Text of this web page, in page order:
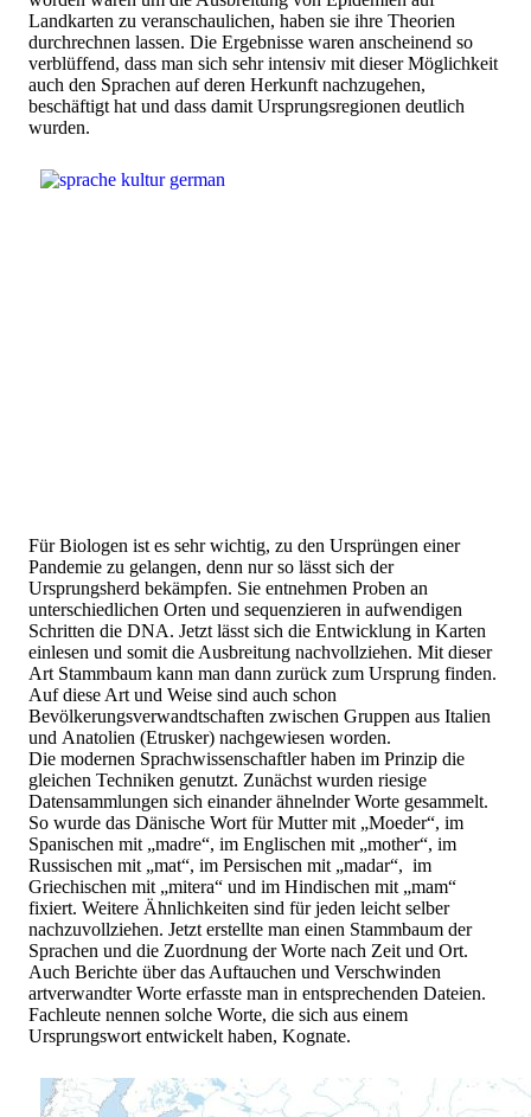
Landkarten zu veranschaulichen, haben sie ihre Theorien
durchrechnen lassen. Die Ergebnisse waren anscheinend so
verblüffend, dass man sich sehr intensiv mit dieser Möglichkeit
auch den Sprachen auf deren Herkunft nachzugehen,
beschäftigt hat und dass damit Ursprungsregionen deutlich
wurden.
Für Biologen ist es sehr wichtig, zu den Ursprüngen einer
Pandemie zu gelangen, denn nur so lässt sich der
Ursprungsherd bekämpfen. Sie entnehmen Proben an
unterschiedlichen Orten und sequenzieren in aufwendigen
Schritten die DNA. Jetzt lässt sich die Entwicklung in Karten
einlesen und somit die Ausbreitung nachvollziehen. Mit dieser
Art Stammbaum kann man dann zurück zum Ursprung finden.
Auf diese Art und Weise sind auch schon
Bevölkerungsverwandtschaften zwischen Gruppen aus Italien
und Anatolien (Etrusker) nachgewiesen worden.
Die modernen Sprachwissenschaftler haben im Prinzip die
gleichen Techniken genutzt. Zunächst wurden riesige
Datensammlungen sich einander ähnelnder Worte gesammelt.
So wurde das Dänische Wort für Mutter mit „Moeder“, im
Spanischen mit „madre“, im Englischen mit „mother“, im
Russischen mit „mat“, im Persischen mit „madar“, im
Griechischen mit „mitera“ und im Hindischen mit „mam“
fixiert. Weitere Ähnlichkeiten sind für jeden leicht selber
nachzuvollziehen. Jetzt erstellte man einen Stammbaum der
Sprachen und die Zuordnung der Worte nach Zeit und Ort.
Auch Berichte über das Auftauchen und Verschwinden
artverwandter Worte erfasste man in entsprechenden Dateien.
Fachleute nennen solche Worte, die sich aus einem
Ursprungswort entwickelt haben, Kognate.